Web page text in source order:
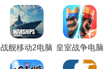
战舰移动2电脑
版
皇室战争电脑
版